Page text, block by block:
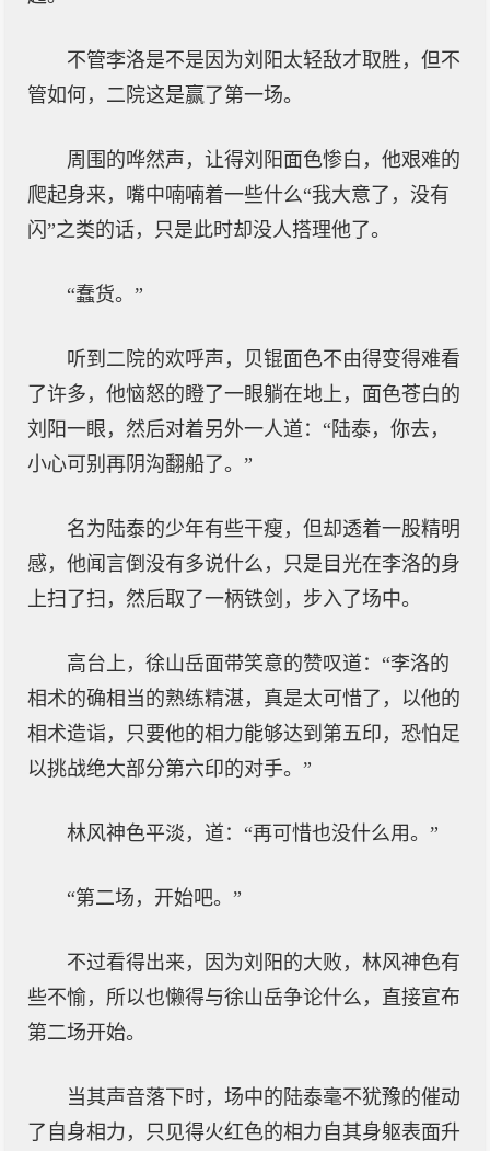
不管李洛是不是因为刘阳太轻敌才取胜，但不
管如何，二院这是赢了第一场。
周围的哗然声，让得刘阳面色惨白，他艰难的
爬起身来，嘴中喃喃着一些什么“我大意了，没有
闪”之类的话，只是此时却没人搭理他了。
“蠢货。”
听到二院的欢呼声，贝锟面色不由得变得难看
了许多，他恼怒的瞪了一眼躺在地上，面色苍白的
刘阳一眼，然后对着另外一人道：“陆泰，你去，
小心可别再阴沟翻船了。”
名为陆泰的少年有些干瘦，但却透着一股精明
感，他闻言倒没有多说什么，只是目光在李洛的身
上扫了扫，然后取了一柄铁剑，步入了场中。
高台上，徐山岳面带笑意的赞叹道：“李洛的
相术的确相当的熟练精湛，真是太可惜了，以他的
相术造诣，只要他的相力能够达到第五印，恐怕足
以挑战绝大部分第六印的对手。”
林风神色平淡，道：“再可惜也没什么用。”
“第二场，开始吧。”
不过看得出来，因为刘阳的大败，林风神色有
些不愉，所以也懒得与徐山岳争论什么，直接宣布
第二场开始。
当其声音落下时，场中的陆泰毫不犹豫的催动
了自身相力，只见得火红色的相力自其身躯表面升